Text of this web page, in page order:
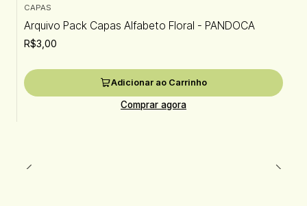
CAPAS
Arquivo Pack Capas Alfabeto Floral - PANDOCA
R$3,00
Adicionar ao Carrinho
Comprar agora